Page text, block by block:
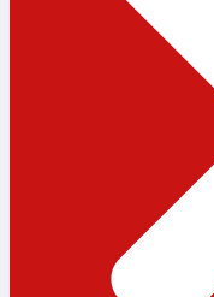
বিশেষ প্রতিবেদন